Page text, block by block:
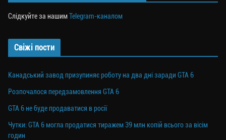
a
m
er ok Li
nk
ли
ти
Слідкуйте за нашимTelegram-каналом
Свіжі пости
Канадський завод призупиняє роботу на два дні заради GTA 6
Розпочалося передзамовлення GTA 6
GTA 6 не буде продаватися в росії
Чутки: GTA 6 могла продатися тиражем 39 млн копій всього за вісім
годин